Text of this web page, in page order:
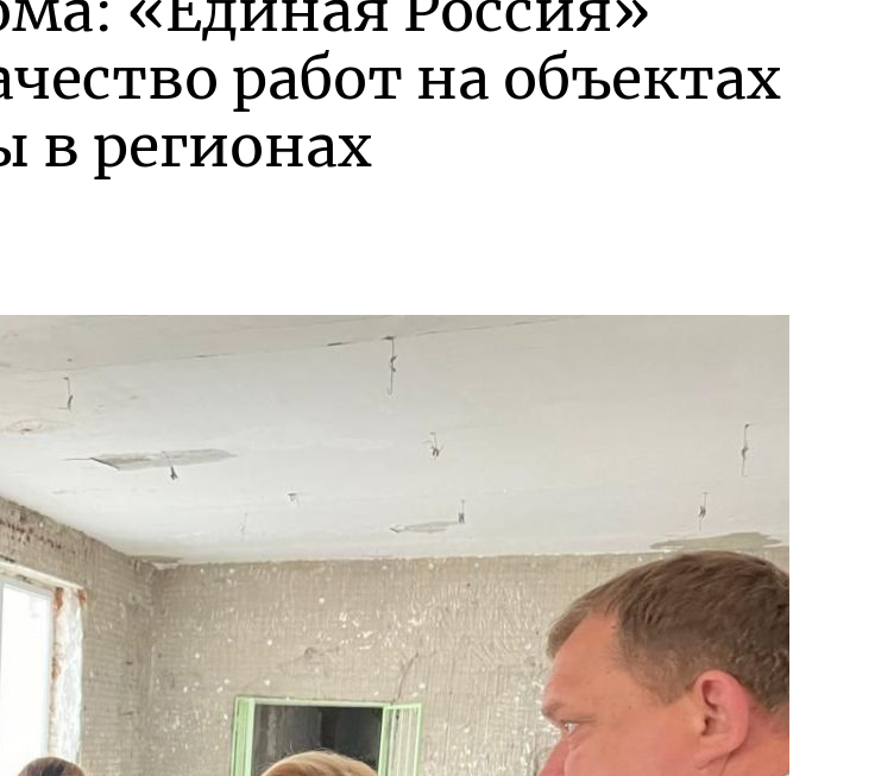
работ на объектах
в регионах